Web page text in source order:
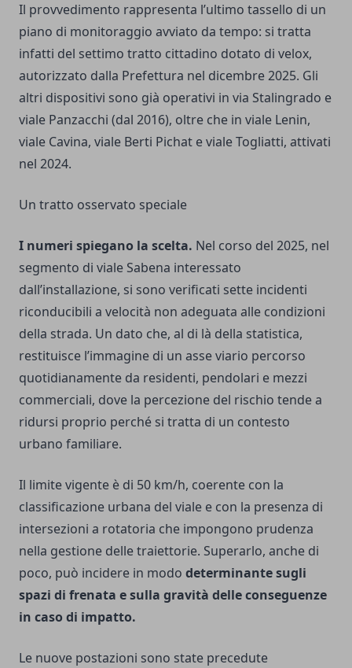
Il provvedimento rappresenta l’ultimo tassello di un
piano di monitoraggio avviato da tempo: si tratta
infatti del settimo tratto cittadino dotato di velox,
autorizzato dalla Prefettura nel dicembre 2025. Gli
altri dispositivi sono già operativi in via Stalingrado e
viale Panzacchi (dal 2016), oltre che in viale Lenin,
viale Cavina, viale Berti Pichat e viale Togliatti, attivati
nel 2024.
Un tratto osservato speciale
I numeri spiegano la scelta. Nel corso del 2025, nel
segmento di viale Sabena interessato
dall’installazione, si sono verificati sette incidenti
riconducibili a velocità non adeguata alle condizioni
della strada. Un dato che, al di là della statistica,
restituisce l’immagine di un asse viario percorso
quotidianamente da residenti, pendolari e mezzi
commerciali, dove la percezione del rischio tende a
ridursi proprio perché si tratta di un contesto
urbano familiare.
Il limite vigente è di 50 km/h, coerente con la
classificazione urbana del viale e con la presenza di
intersezioni a rotatoria che impongono prudenza
nella gestione delle traiettorie. Superarlo, anche di
poco, può incidere in modo determinante sugli
spazi di frenata e sulla gravità delle conseguenze
in caso di impatto.
Le nuove postazioni sono state precedute